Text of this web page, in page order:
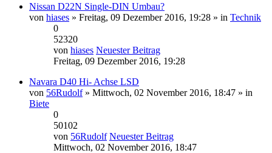
Nissan D22N Single-DIN Umbau?
von hiases » Freitag, 09 Dezember 2016, 19:28 » in Technik
0
52320
von hiases Neuester Beitrag
Freitag, 09 Dezember 2016, 19:28
Navara D40 Hi- Achse LSD
von 56Rudolf» Mittwoch, 02 November 2016, 18:47 » in
Biete
0
50102
von 56Rudolf Neuester Beitrag
Mittwoch, 02 November 2016, 18:47